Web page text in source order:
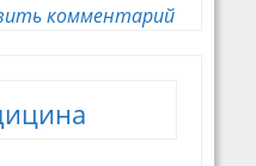
комментарий